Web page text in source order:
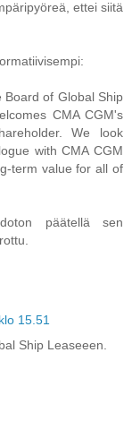
ettei siitä
Board of Global Ship
CMA CGM's
We look
with CMA CGM
term value for all of
päätellä sen
15.51
Ship Leaseeen.